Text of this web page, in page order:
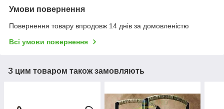
Умови повернення
Повернення товару впродовж 14 днів за домовленістю
Всі умови повернення
З цим товаром також замовляють